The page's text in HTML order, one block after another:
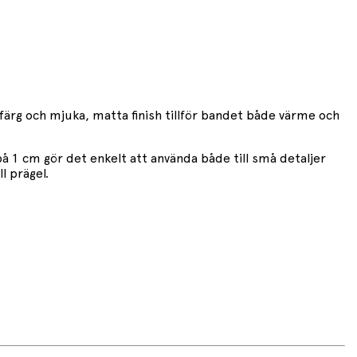
och mjuka, matta finish tillför bandet både värme och
1 cm gör det enkelt att använda både till små detaljer
prägel.